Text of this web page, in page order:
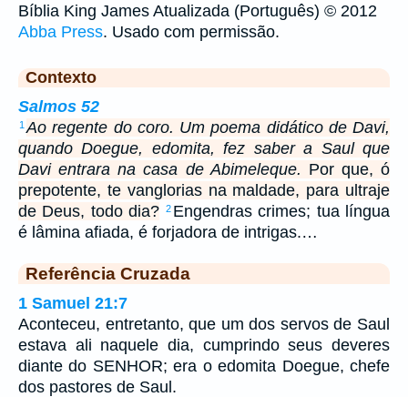
Bíblia King James Atualizada (Português) © 2012
Abba Press. Usado com permissão.
Contexto
Salmos 52
1 Ao regente do coro. Um poema didático de Davi,
quando Doegue, edomita, fez saber a Saul que
Davi entrara na casa de Abimeleque. Por que, ó
prepotente, te vanglorias na maldade, para ultraje
de Deus, todo dia?
2 Engendras crimes; tua língua
é lâmina afiada, é forjadora de intrigas.…
Referência Cruzada
1 Samuel 21:7
Aconteceu, entretanto, que um dos servos de Saul
estava ali naquele dia, cumprindo seus deveres
diante do SENHOR; era o edomita Doegue, chefe
dos pastores de Saul.